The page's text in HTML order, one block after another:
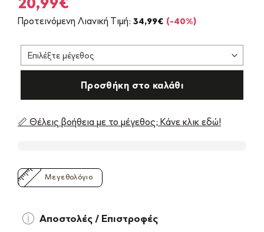
price
34,99€.
τρέχουσα
είναι:
20,99€.
Προτεινόμενη Λιανική Τιμή: 34,99€ (-40%)
Προσθήκη στο καλάθι
📏 Θέλεις βοήθεια με το μέγεθος; Κάνε κλικ εδώ!
Μεγεθολόγιο
Αποστολές / Επιστροφές